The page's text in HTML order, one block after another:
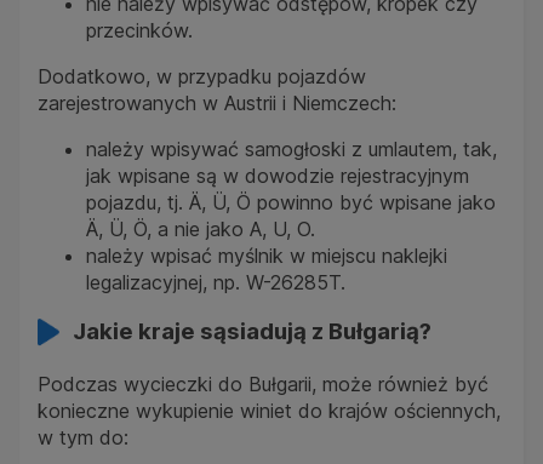
przecinków.
Dodatkowo, w przypadku pojazdów
zarejestrowanych w Austrii i Niemczech:
należy wpisywać samogłoski z umlautem, tak,
jak wpisane są w dowodzie rejestracyjnym
pojazdu, tj. Ä, Ü, Ö powinno być wpisane jako
Ä, Ü, Ö, a nie jako A, U, O.
należy wpisać myślnik w miejscu naklejki
legalizacyjnej, np. W-26285T.
Jakie kraje sąsiadują z Bułgarią?
Podczas wycieczki do Bułgarii, może również być
konieczne wykupienie winiet do krajów ościennych,
w tym do: